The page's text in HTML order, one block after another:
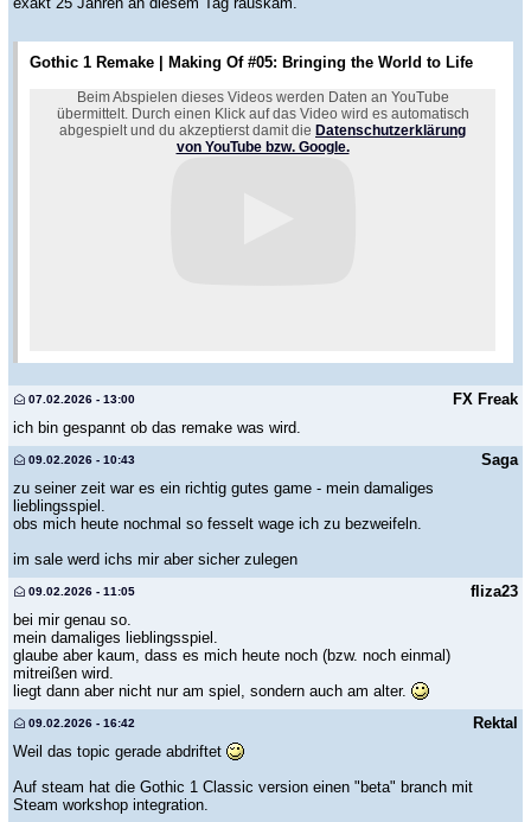
Gothic 1 Remake | Making Of #05: Bringing the World to Life
Beim Abspielen dieses Videos werden Daten an YouTube
übermittelt. Durch einen Klick auf das Video wird es automatisch
abgespielt und du akzeptierst damit die Datenschutzerklärung
von YouTube bzw. Google.
FX Freak
07.02.2026 - 13:00
ich bin gespannt ob das remake was wird.
Saga
09.02.2026 - 10:43
zu seiner zeit war es ein richtig gutes game - mein damaliges
lieblingsspiel.
obs mich heute nochmal so fesselt wage ich zu bezweifeln.
im sale werd ichs mir aber sicher zulegen
fliza23
09.02.2026 - 11:05
bei mir genau so.
mein damaliges lieblingsspiel.
glaube aber kaum, dass es mich heute noch (bzw. noch einmal)
mitreißen wird.
liegt dann aber nicht nur am spiel, sondern auch am alter.
Rektal
09.02.2026 - 16:42
Weil das topic gerade abdriftet
Auf steam hat die Gothic 1 Classic version einen "beta" branch mit
Steam workshop integration.